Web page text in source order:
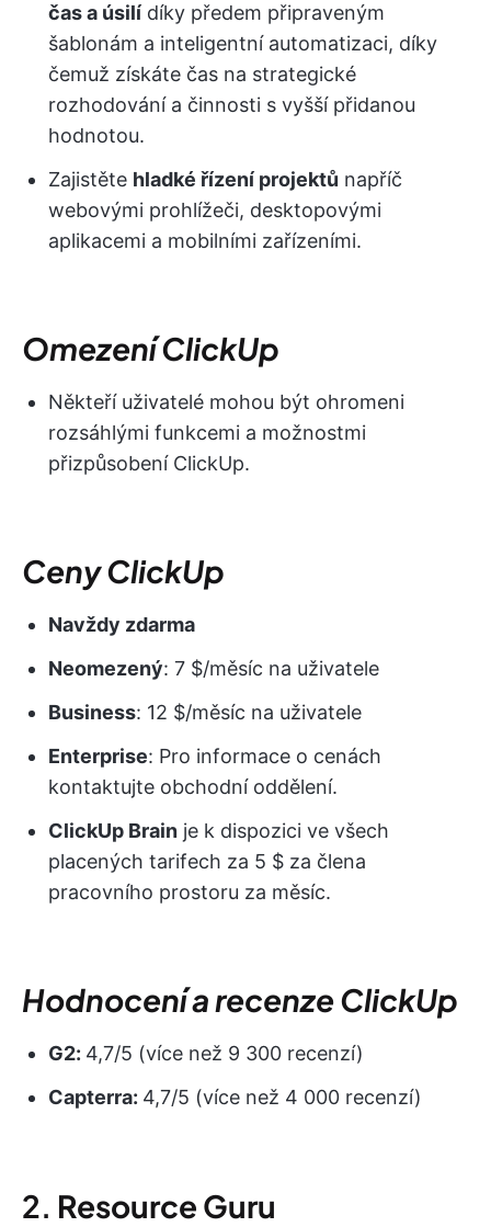
čas a úsilí díky předem připraveným
šablonám a inteligentní automatizaci, díky
čemuž získáte čas na strategické
rozhodování a činnosti s vyšší přidanou
hodnotou.
Zajistěte hladké řízení projektů napříč
webovými prohlížeči, desktopovými
aplikacemi a mobilními zařízeními.
Omezení ClickUp
Někteří uživatelé mohou být ohromeni
rozsáhlými funkcemi a možnostmi
přizpůsobení ClickUp.
Ceny ClickUp
Navždy zdarma
Neomezený: 7 $/měsíc na uživatele
Business: 12 $/měsíc na uživatele
Enterprise: Pro informace o cenách
kontaktujte obchodní oddělení.
ClickUp Brain je k dispozici ve všech
placených tarifech za 5 $ za člena
pracovního prostoru za měsíc.
Hodnocení a recenze ClickUp
G2: 4,7/5 (více než 9 300 recenzí)
Capterra: 4,7/5 (více než 4 000 recenzí)
2. Resource Guru